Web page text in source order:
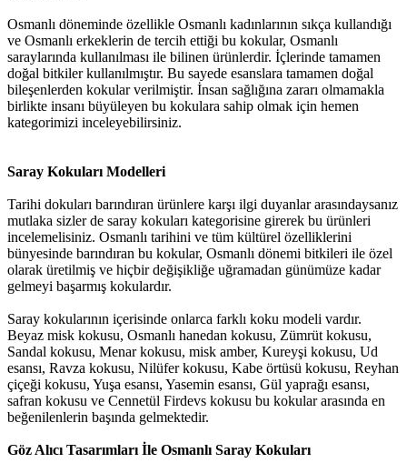
Osmanlı döneminde özellikle Osmanlı kadınlarının sıkça kullandığı
ve Osmanlı erkeklerin de tercih ettiği bu kokular, Osmanlı
saraylarında kullanılması ile bilinen ürünlerdir. İçlerinde tamamen
doğal bitkiler kullanılmıştır. Bu sayede esanslara tamamen doğal
bileşenlerden kokular verilmiştir. İnsan sağlığına zararı olmamakla
birlikte insanı büyüleyen bu kokulara sahip olmak için hemen
kategorimizi inceleyebilirsiniz.
Saray Kokuları Modelleri
Tarihi dokuları barındıran ürünlere karşı ilgi duyanlar arasındaysanız
mutlaka sizler de saray kokuları kategorisine girerek bu ürünleri
incelemelisiniz. Osmanlı tarihini ve tüm kültürel özelliklerini
bünyesinde barındıran bu kokular, Osmanlı dönemi bitkileri ile özel
olarak üretilmiş ve hiçbir değişikliğe uğramadan günümüze kadar
gelmeyi başarmış kokulardır.
Saray kokularının içerisinde onlarca farklı koku modeli vardır.
Beyaz misk kokusu, Osmanlı hanedan kokusu, Zümrüt kokusu,
Sandal kokusu, Menar kokusu, misk amber, Kureyşi kokusu, Ud
esansı, Ravza kokusu, Nilüfer kokusu, Kabe örtüsü kokusu, Reyhan
çiçeği kokusu, Yuşa esansı, Yasemin esansı, Gül yaprağı esansı,
safran kokusu ve Cennetül Firdevs kokusu bu kokular arasında en
beğenilenlerin başında gelmektedir.
Göz Alıcı Tasarımları İle Osmanlı Saray Kokuları